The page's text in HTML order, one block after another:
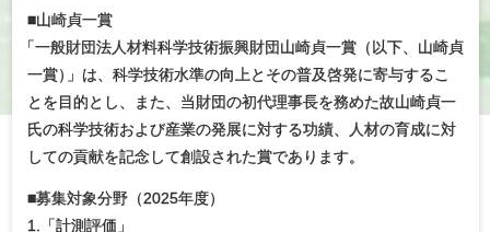
■山崎貞一賞
「一般財団法人材料科学技術振興財団山崎貞一賞（以下、山崎貞
一賞） 」は、科学技術水準の向上とその普及啓発に寄与するこ
とを目的とし、また、当財団の初代理事長を務めた故山崎貞一
氏の科学技術および産業の発展に対する功績、人材の育成に対
しての貢献を記念して創設された賞であります。
■募集対象分野（2025年度）
1.「計測評価」